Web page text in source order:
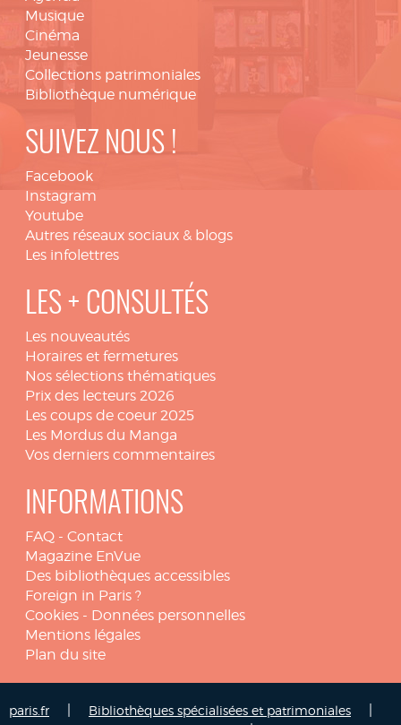
Musique
Cinéma
Jeunesse
Collections patrimoniales
Bibliothèque numérique
SUIVEZ NOUS !
Facebook
Instagram
Youtube
Autres réseaux sociaux & blogs
Les infolettres
LES + CONSULTÉS
Les nouveautés
Horaires et fermetures
Nos sélections thématiques
Prix des lecteurs 2026
Les coups de coeur 2025
Les Mordus du Manga
Vos derniers commentaires
INFORMATIONS
FAQ - Contact
Magazine EnVue
Des bibliothèques accessibles
Foreign in Paris ?
Cookies - Données personnelles
Mentions légales
Plan du site
paris.fr Bibliothèques spécialisées et patrimoniales